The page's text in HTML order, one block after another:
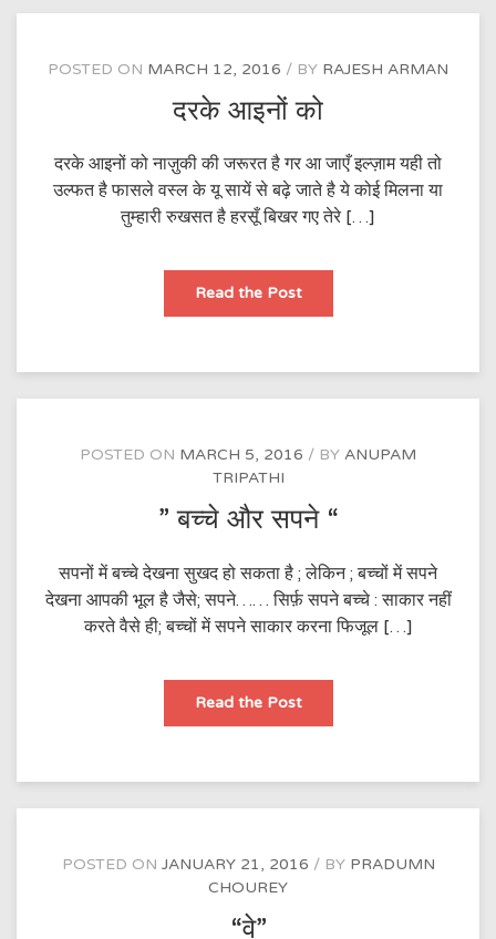
POSTED ON MARCH 12, 2016 BY RAJESH ARMAN
दरके आइनों को
दरके आइनों को नाज़ुकी की जरूरत है गर आ जाएँ इल्ज़ाम यही तो
उल्फत है फासले वस्ल के यू सायें से बढ़े जाते है ये कोई मिलना या
तुम्हारी रुखसत है हरसूँ बिखर गए तेरे […]
Read the Postदरके
को
POSTED ON MARCH 5, 2016 BY ANUPAM
TRIPATHI
” बच्चे और सपने “
सपनों में बच्चे देखना सुखद हो सकता है ; लेकिन ; बच्चों में सपने
देखना आपकी भूल है जैसे; सपने…… सिर्फ़ सपने बच्चे : साकार नहीं
करते वैसे ही; बच्चों में सपने साकार करना फिजूल […]
Read the Post”
और
POSTED ON JANUARY 21, 2016 BY PRADUMN
CHOUREY
“वे”